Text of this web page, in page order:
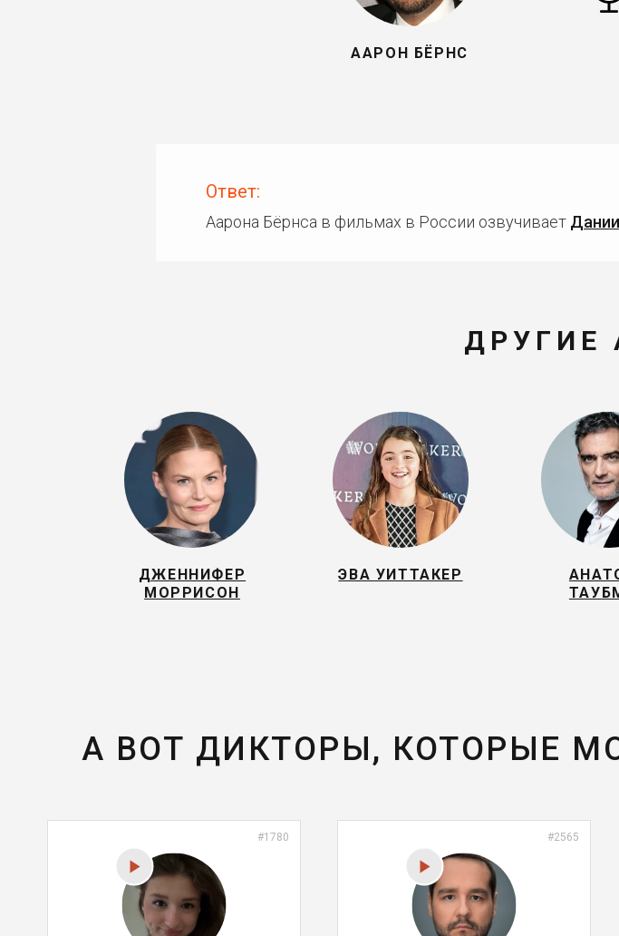
ААРОН БЁРНС
Ответ:
Аарона Бёрнса в фильмах в России озвучивает
ДРУГИЕ
ДЖЕННИФЕР
МОРРИСОН
ЭВА УИТТАКЕР
А ВОТ ДИКТОРЫ, КОТОРЫЕ
#1780 #2565